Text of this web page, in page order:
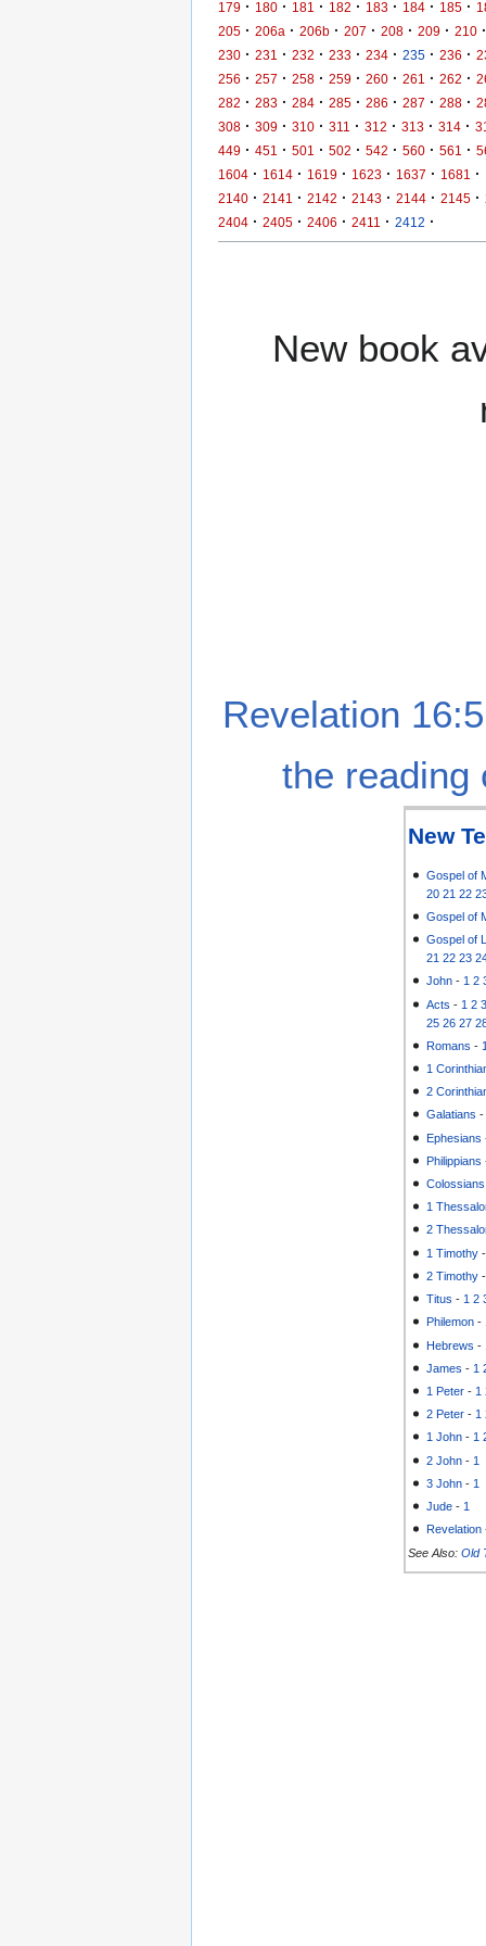
179 · 180 · 181 · 182 · 183 · 184 · 185 ·
205 · 206a · 206b · 207 · 208 · 209 · 210 ·
230 · 231 · 232 · 233 · 234 · 235 · 236 ·
256 · 257 · 258 · 259 · 260 · 261 · 262 ·
282 · 283 · 284 · 285 · 286 · 287 · 288 ·
308 · 309 · 310 · 311 · 312 · 313 · 314 ·
449 · 451 · 501 · 502 · 542 · 560 · 561 ·
1604 · 1614 · 1619 · 1623 · 1637 · 1681 ·
2140 · 2141 · 2142 · 2143 · 2144 · 2145 ·
2404 · 2405 · 2406 · 2411 · 2412 ·
New book
Revelation
the reading
New
Gospel of
20 21 22
Gospel of
Gospel of
21 22 23
John -1 2
Acts - 1 2
25 26 27
Romans -
1
2
Galatians
Ephesians
Philippians
Colossians
1
2
1 Timothy
2 Timothy
Titus - 1 2
Philemon -
Hebrews -
James - 1
1 Peter - 1
2 Peter - 1
1 John - 1
2 John - 1
3 John - 1
Jude - 1
Revelation
See Also: Old